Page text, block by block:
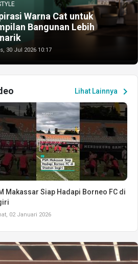
Warna Cat untuk
Bangunan Lebih
30 Jul 2026 10:17
Lihat Lainnya chevron_right
Makassar Siap Hadapi Borneo FC di
02 Januari 2026